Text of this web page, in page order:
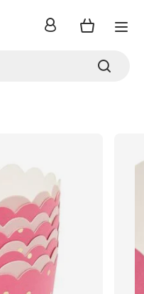
inloggen